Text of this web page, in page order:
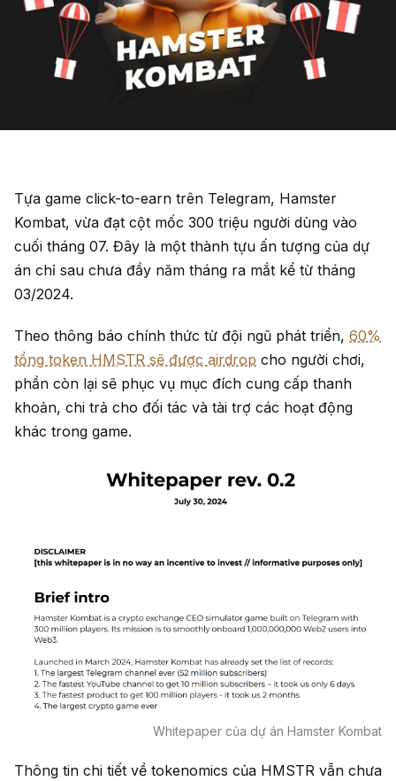
Tựa game click-to-earn trên Telegram, Hamster
Kombat, vừa đạt cột mốc 300 triệu người dùng vào
cuối tháng 07. Đây là một thành tựu ấn tượng của dự
án chỉ sau chưa đầy năm tháng ra mắt kể từ tháng
03/2024.
Theo thông báo chính thức từ đội ngũ phát triển, 60%
tổng token HMSTR sẽ được airdrop cho người chơi,
phần còn lại sẽ phục vụ mục đích cung cấp thanh
khoản, chi trả cho đối tác và tài trợ các hoạt động
khác trong game.
Whitepaper của dự án Hamster Kombat
Thông tin chi tiết về tokenomics của HMSTR vẫn chưa